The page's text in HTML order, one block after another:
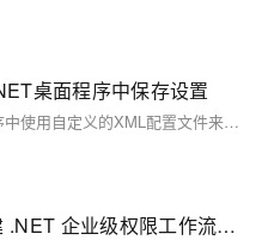
桌面程序中保存设置
本文将详细介绍如何在.NET桌面程序中使用自定义的XML配置文件来保存和读取设置。除了XML之外，我们还将探讨其他常见的配置文件格式，如JSON、INI和YAML，以及它们的优缺点和相关的NuGet类库。最后，我们将重点介绍我们为何选择XML作为配置文件格式，并展示一个实用的示例。
使用 OpenAuth.Net 快速搭建 .NET 企业级权限工作流系统